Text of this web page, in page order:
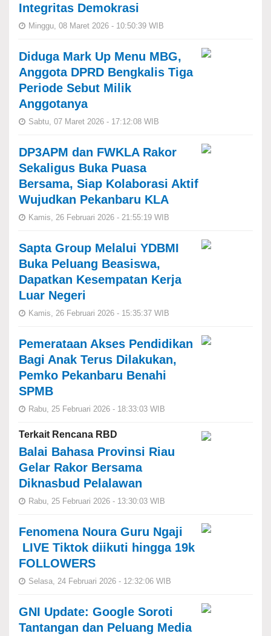
Integritas Demokrasi
Minggu, 08 Maret 2026 - 10:50:39 WIB
Diduga Mark Up Menu MBG,
Anggota DPRD Bengkalis Tiga
Periode Sebut Milik
Anggotanya
Sabtu, 07 Maret 2026 - 17:12:08 WIB
DP3APM dan FWKLA Rakor
Sekaligus Buka Puasa
Bersama, Siap Kolaborasi Aktif
Wujudkan Pekanbaru KLA
Kamis, 26 Februari 2026 - 21:55:19 WIB
Sapta Group Melalui YDBMI
Buka Peluang Beasiswa,
Dapatkan Kesempatan Kerja
Luar Negeri
Kamis, 26 Februari 2026 - 15:35:37 WIB
Pemerataan Akses Pendidikan
Bagi Anak Terus Dilakukan,
Pemko Pekanbaru Benahi
SPMB
Rabu, 25 Februari 2026 - 18:33:03 WIB
Terkait Rencana RBD
Balai Bahasa Provinsi Riau
Gelar Rakor Bersama
Diknasbud Pelalawan
Rabu, 25 Februari 2026 - 13:30:03 WIB
Fenomena Noura Guru Ngaji
LIVE Tiktok diikuti hingga 19k
FOLLOWERS
Selasa, 24 Februari 2026 - 12:32:06 WIB
GNI Update: Google Soroti
Tantangan dan Peluang Media